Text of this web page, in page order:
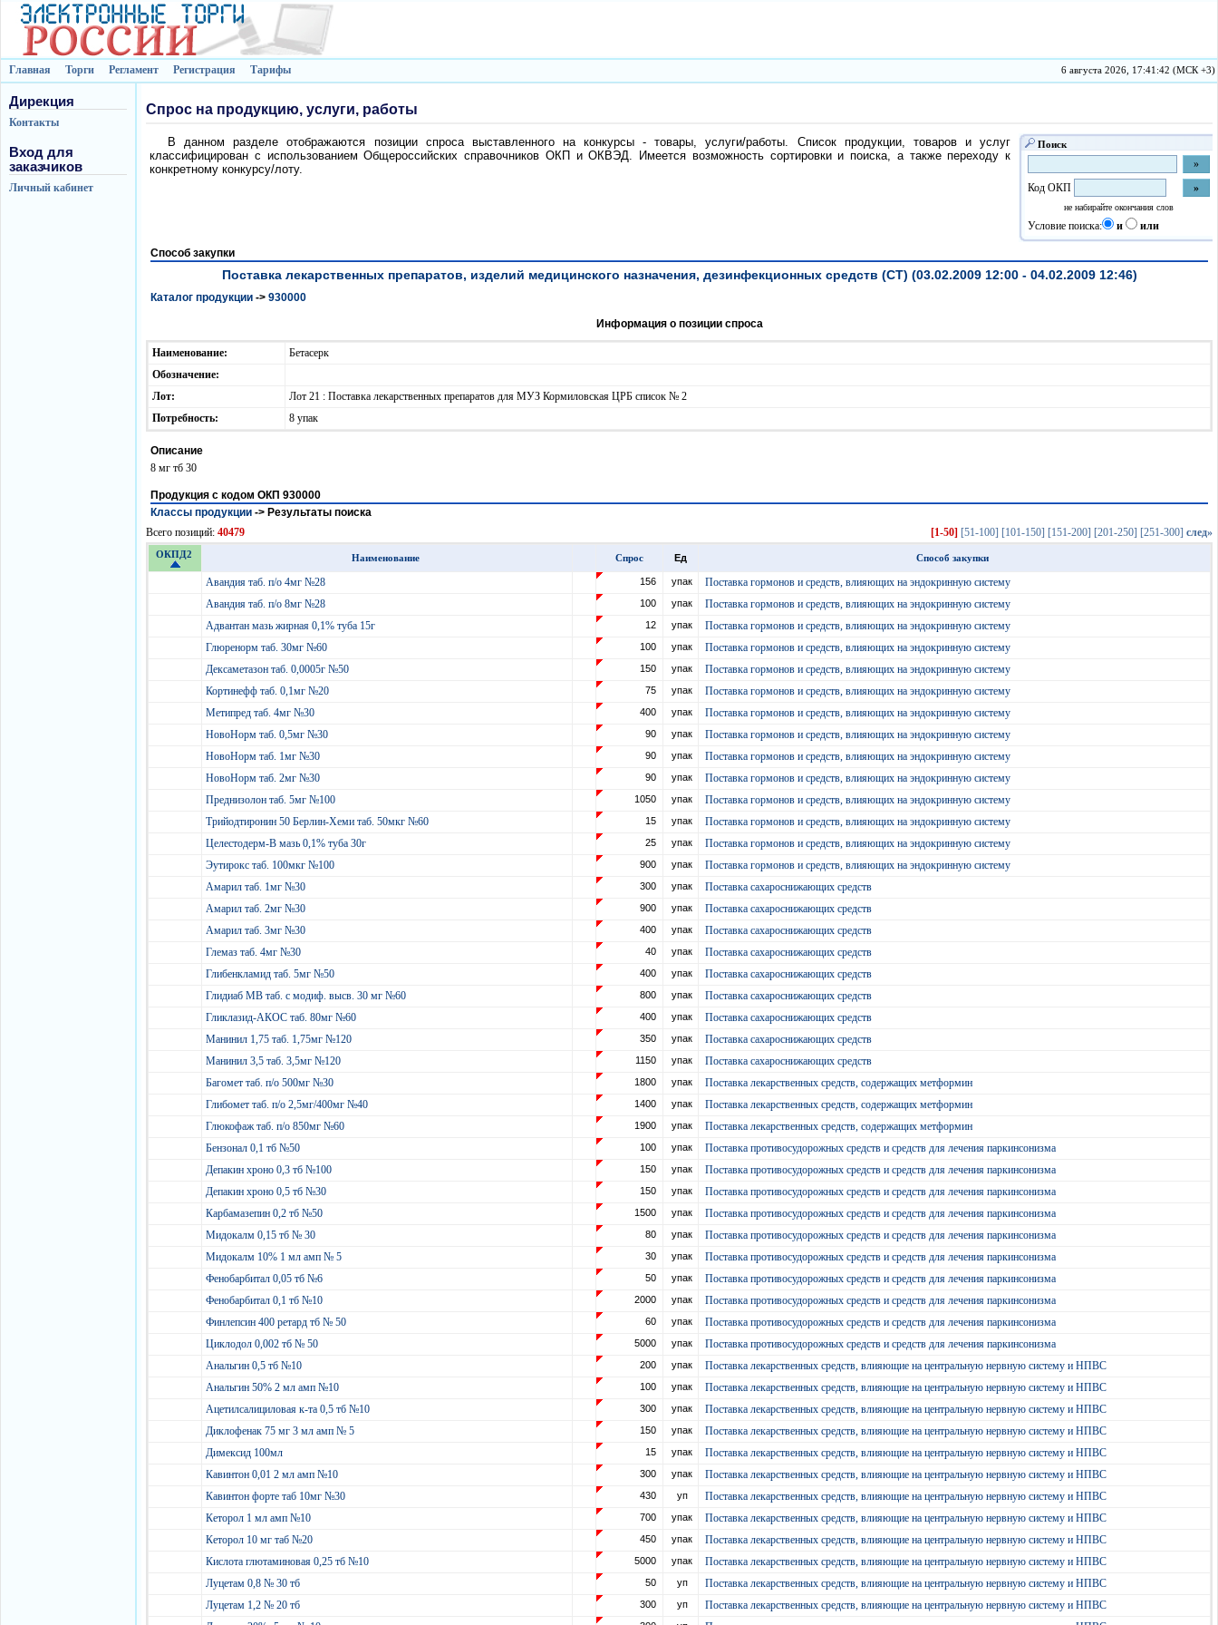
Главная Торги Регламент Регистрация Тарифы 6 августа 2026, 17:41:42 (МСК +3)
Дирекция
Контакты
Вход для
заказчиков
Личный кабинет
Спрос на продукцию, услуги, работы
В данном разделе отображаются позиции спроса выставленного на конкурсы - товары, услуги/работы. Список продукции, товаров и услуг
классифицирован с использованием Общероссийских справочников ОКП и ОКВЭД. Имеется возможность сортировки и поиска, а также переходу к
конкретному конкурсу/лоту.
Поиск
Код ОКП
не набирайте окончания слов
Условие поиска: и или
Способ закупки
Поставка лекарственных препаратов, изделий медицинского назначения, дезинфекционных средств (СТ) (03.02.2009 12:00 - 04.02.2009 12:46)
Каталог продукции -> 930000
Информация о позиции спроса
Наименование:
Бетасерк
Обозначение:
Лот:
Лот 21 : Поставка лекарственных препаратов для МУЗ Кормиловская ЦРБ список № 2
Потребность:
8 упак
Описание
8 мг тб 30
Продукция с кодом ОКП 930000
Классы продукции -> Результаты поиска
Всего позиций: 40479 [1-50] [51-100] [101-150] [151-200] [201-250] [251-300] след»
ОКПД2 Наименование Спрос Ед Способ закупки
Авандия таб. п/о 4мг №28 156 упак
Поставка гормонов и средств, влияющих на эндокринную систему
Авандия таб. п/о 8мг №28
100 упак
Поставка гормонов и средств, влияющих на эндокринную систему
Адвантан мазь жирная 0,1% туба 15г
12 упак
Поставка гормонов и средств, влияющих на эндокринную систему
Глюренорм таб. 30мг №60
100 упак
Поставка гормонов и средств, влияющих на эндокринную систему
Дексаметазон таб. 0,0005г №50
150 упак
Поставка гормонов и средств, влияющих на эндокринную систему
Кортинефф таб. 0,1мг №20
75 упак
Поставка гормонов и средств, влияющих на эндокринную систему
Метипред таб. 4мг №30
400 упак
Поставка гормонов и средств, влияющих на эндокринную систему
НовоНорм таб. 0,5мг №30
90 упак
Поставка гормонов и средств, влияющих на эндокринную систему
НовоНорм таб. 1мг №30
90 упак
Поставка гормонов и средств, влияющих на эндокринную систему
НовоНорм таб. 2мг №30
90 упак
Поставка гормонов и средств, влияющих на эндокринную систему
Преднизолон таб. 5мг №100
1050 упак
Поставка гормонов и средств, влияющих на эндокринную систему
Трийодтиронин 50 Берлин-Хеми таб. 50мкг №60
15 упак
Поставка гормонов и средств, влияющих на эндокринную систему
Целестодерм-В мазь 0,1% туба 30г
25 упак
Поставка гормонов и средств, влияющих на эндокринную систему
Эутирокс таб. 100мкг №100
900 упак
Поставка гормонов и средств, влияющих на эндокринную систему
Амарил таб. 1мг №30
300 упак
Поставка сахароснижающих средств
Амарил таб. 2мг №30
900 упак
Поставка сахароснижающих средств
Амарил таб. 3мг №30
400 упак
Поставка сахароснижающих средств
Глемаз таб. 4мг №30
40 упак
Поставка сахароснижающих средств
Глибенкламид таб. 5мг №50
400 упак
Поставка сахароснижающих средств
Глидиаб МВ таб. с модиф. высв. 30 мг №60
800 упак
Поставка сахароснижающих средств
Гликлазид-АКОС таб. 80мг №60
400 упак
Поставка сахароснижающих средств
Манинил 1,75 таб. 1,75мг №120
350 упак
Поставка сахароснижающих средств
Манинил 3,5 таб. 3,5мг №120
1150 упак
Поставка сахароснижающих средств
Багомет таб. п/о 500мг №30
1800 упак
Поставка лекарственных средств, содержащих метформин
Глибомет таб. п/о 2,5мг/400мг №40
1400 упак
Поставка лекарственных средств, содержащих метформин
Глюкофаж таб. п/о 850мг №60
1900 упак
Поставка лекарственных средств, содержащих метформин
Бензонал 0,1 тб №50
100 упак
Поставка противосудорожных средств и средств для лечения паркинсонизма
Депакин хроно 0,3 тб №100
150 упак
Поставка противосудорожных средств и средств для лечения паркинсонизма
Депакин хроно 0,5 тб №30
150 упак
Поставка противосудорожных средств и средств для лечения паркинсонизма
Карбамазепин 0,2 тб №50
1500 упак
Поставка противосудорожных средств и средств для лечения паркинсонизма
Мидокалм 0,15 тб № 30
80 упак
Поставка противосудорожных средств и средств для лечения паркинсонизма
Мидокалм 10% 1 мл амп № 5
30 упак
Поставка противосудорожных средств и средств для лечения паркинсонизма
Фенобарбитал 0,05 тб №6
50 упак
Поставка противосудорожных средств и средств для лечения паркинсонизма
Фенобарбитал 0,1 тб №10
2000 упак
Поставка противосудорожных средств и средств для лечения паркинсонизма
Финлепсин 400 ретард тб № 50
60 упак
Поставка противосудорожных средств и средств для лечения паркинсонизма
Циклодол 0,002 тб № 50
5000 упак
Поставка противосудорожных средств и средств для лечения паркинсонизма
Анальгин 0,5 тб №10
200 упак
Поставка лекарственных средств, влияющие на центральную нервную систему и НПВС
Анальгин 50% 2 мл амп №10
100 упак
Поставка лекарственных средств, влияющие на центральную нервную систему и НПВС
Ацетилсалициловая к-та 0,5 тб №10
300 упак
Поставка лекарственных средств, влияющие на центральную нервную систему и НПВС
Диклофенак 75 мг 3 мл амп № 5
150 упак
Поставка лекарственных средств, влияющие на центральную нервную систему и НПВС
Димексид 100мл
15 упак
Поставка лекарственных средств, влияющие на центральную нервную систему и НПВС
Кавинтон 0,01 2 мл амп №10
300 упак
Поставка лекарственных средств, влияющие на центральную нервную систему и НПВС
Кавинтон форте таб 10мг №30
430 уп
Поставка лекарственных средств, влияющие на центральную нервную систему и НПВС
Кеторол 1 мл амп №10
700 упак
Поставка лекарственных средств, влияющие на центральную нервную систему и НПВС
Кеторол 10 мг таб №20
450 упак
Поставка лекарственных средств, влияющие на центральную нервную систему и НПВС
Кислота глютаминовая 0,25 тб №10
5000 упак
Поставка лекарственных средств, влияющие на центральную нервную систему и НПВС
Луцетам 0,8 № 30 тб
50 уп
Поставка лекарственных средств, влияющие на центральную нервную систему и НПВС
Луцетам 1,2 № 20 тб
300 уп
Поставка лекарственных средств, влияющие на центральную нервную систему и НПВС